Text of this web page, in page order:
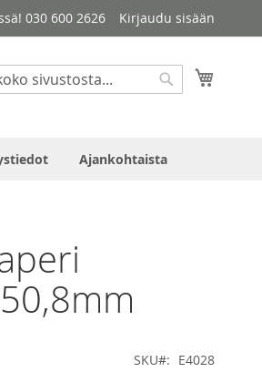
030 600 2626 Kirjaudu sisään
Haku
Ajankohtaista
SKU E4028